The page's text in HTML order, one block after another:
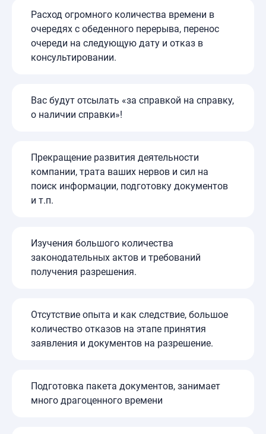
Расход огромного количества времени в
очередях с обеденного перерыва, перенос
очереди на следующую дату и отказ в
консультировании.
Вас будут отсылать «за справкой на справку,
о наличии справки»!
Прекращение развития деятельности
компании, трата ваших нервов и сил на
поиск информации, подготовку документов
и т.п.
Изучения большого количества
законодательных актов и требований
получения разрешения.
Отсутствие опыта и как следствие, большое
количество отказов на этапе принятия
заявления и документов на разрешение.
Подготовка пакета документов, занимает
много драгоценного времени